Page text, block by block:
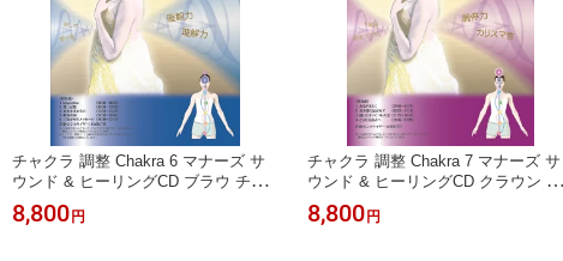
チャクラ 調整 Chakra 6 マナーズ サ
ウンド & ヒーリングCD ブラウ チャ
クラ 藍色 第三の目 第六感 直観 知性
理解 判断力 リラックス 癒し ヨガ 瞑
8,800 円
チャクラ 調整 Chakra 7 マナーズ サ
ウンド & ヒーリングCD クラウン チ
ャクラ 紫 霊性 直観力 高次元 宇宙と
のつながり リラックス 癒やし ヨガ
8,800 円